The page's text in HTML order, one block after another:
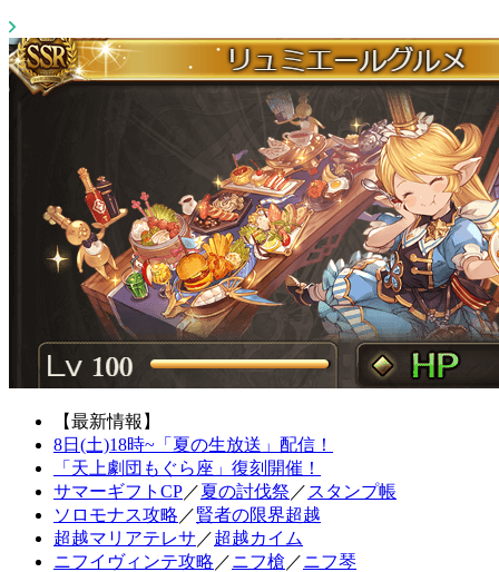
【最新情報】
8日(土)18時~「夏の生放送」配信！
「天上劇団もぐら座」復刻開催！
サマーギフトCP／夏の討伐祭 ／ スタンプ帳
ソロモナス攻略 ／賢者の限界超越
超越マリアテレサ ／超越カイム
ニフイヴィンテ攻略 ／ニフ槍 ／ニフ琴